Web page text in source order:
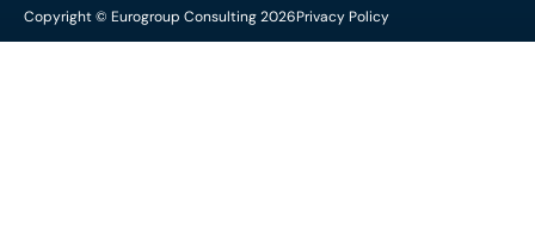
Copyright © Eurogroup Consulting 2026Privacy Policy